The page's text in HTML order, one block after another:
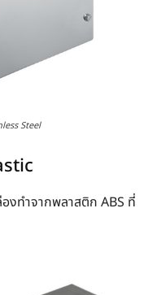
Steel
งทำจากพลาสติก ABS ที่